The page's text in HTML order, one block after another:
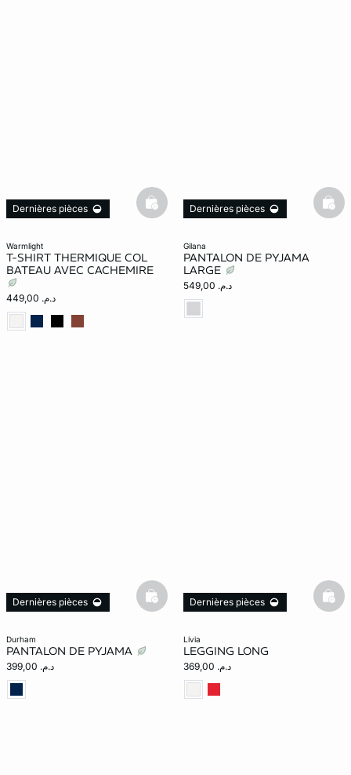
warmlight
T-SHIRT THERMIQUE COL
BATEAU AVEC CACHEMIRE
د.م. 449,00
Dernières pièces basketfull
gilana
PANTALON DE PYJAMA
LARGE
د.م. 549,00
Dernières pièces
durham
PANTALON DE PYJAMA
د.م. 399,00
Dernières pièces basketfull
livia
LEGGING LONG
د.م. 369,00
Dernières pièces